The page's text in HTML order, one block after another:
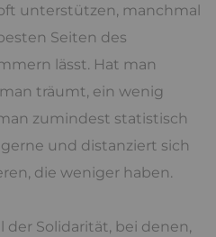
unterstützen, manchmal
Seiten des
lässt. Hat man
träumt, ein wenig
zumindest statistisch
und distanziert sich
die weniger haben.
der Solidarität, bei denen,